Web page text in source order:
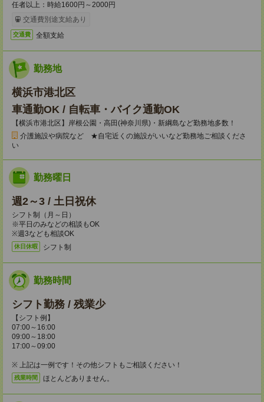
任者以上：時給1600円～2000円
交通費別途支給あり
交通費 全額支給
勤務地
横浜市港北区
車通勤OK / 自転車・バイク通勤OK
【横浜市港北区】岸根公園・高田(神奈川県)・新綱島など勤務地多数！
介護施設や病院など ★自宅近くの施設がいいなど勤務地ご相談くださ
い
勤務曜日
週2～3 / 土日祝休
シフト制（月～日）
※平日のみなどの相談もOK
※週3なども相談OK
休日休暇 シフト制
勤務時間
シフト勤務 / 残業少
【シフト例】
07:00～16:00
09:00～18:00
17:00～09:00
※ 上記は一例です！その他シフトもご相談ください！
残業時間 ほとんどありません。